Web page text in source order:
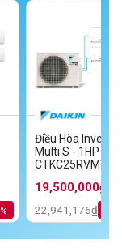
Điều Hòa Inverter
Multi S - 1HP +
19,500,000₫
22,941,176₫